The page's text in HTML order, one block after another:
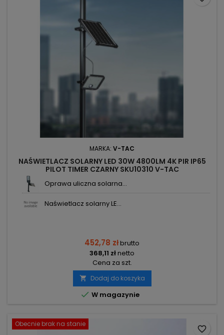
MARKA: V-TAC
NAŚWIETLACZ SOLARNY LED 30W 4800LM 4K PIR IP65
PILOT TIMER CZARNY SKU10310 V-TAC
Oprawa uliczna solarna...
Naświetlacz solarny LE...
452,78 złbrutto
368,11 złnetto
Cena za szt.
 Dodaj do koszyka
 W magazynie
Obecnie brak na stanie
favorite_border